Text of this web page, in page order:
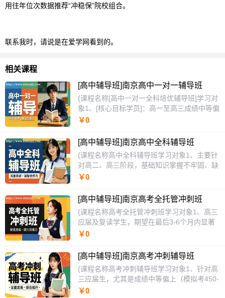
用往年位次数据推荐“冲稳保”院校组合。
联系我时，请说是在爱学网看到的。
相关课程
[高中辅导班]南京高中一对一辅导班
{课程名称[高中一对一全科培优辅导班]学习对
象1、[核心目标学员]：高一至高三成绩中等偏
上（450-580分），希望冲刺985/211院校的
2、[痛点需求]：存在知识盲区、解题思路固
化、考试时间分配不合理等问题，急需个性化
诊断与精准提升。3、[其他适用学员]：基础薄
弱需重建知识体系的学生，以及艺考生、国际
课程转轨学生等特殊群体，均可通过定制方案
“诊断-规划-授课-测评-复盘”五步闭环法，每节
课前进行10分钟漏洞检测，课后生成个性化错
题归因报告。2、[课程设计亮点]：独创“考点-
题型-陷阱”三维拆解模型，将10年高考真题按
难度分层，学生每掌握一个能力等级即可解锁
时内答疑响应、每周一次学习心理疏导、每月
一次家长学情汇报会，解决“学不进、不敢问”
的痛点。4、[显著优势]：相比大班课，提供
“六对一”专属群（课程顾问+主讲+教务+教研
￥0
[高中辅导班]南京高中全科辅导班
{课程名称高中全科辅导班学习对象1、主要针
对高二、高三阶段，基础知识掌握不牢固、缺
乏系统学习方法，希望在高考中实现总分突破
重、解题速度慢、易错点反复失分、缺乏应试
技巧等问题，导致成绩长期卡在中等段位难以
提升。3、高一需要提前建立学科优势的学
生，以及复读生希望系统性查漏补缺、重塑备
考节奏的学员同样适用。课程特色1、采用“诊
评，精准定位薄弱模块，按当前水平与目标分
班，实现因材施教。2、独创“高考高频考点图
谱”与“易错题陷阱解析库”，每节课围绕历年真
题高频命题方向设计，大幅提升复习效率。
3、配备专属班主任全程跟进学习数据，每两
￥0
[高中辅导班]南京高考全托管冲刺班
{课程名称高考全托管冲刺班学习对象1、高三
应届及复读学生，期望在最后3-6个月内显著
提升高考总分，冲击理想院校。2、学生存在
乏系统性复习规划等核心痛点。3、艺术类、
体育类等特长生，在专业统考后需快速恢复文
化课状态，实现高效提分。课程特色1、采用
“诊断-规划-授课-测评-反馈”闭环教学模式，为
每位学员定制个性化冲刺方案。2、全科全日
￥0
[高中辅导班]南京高考冲刺辅导班
{课程名称高考冲刺辅导班学习对象1、针对高
三应届生，尤其是成绩中等偏上（模拟考450-
550分）但波动大、希望在最后三个月冲击一
￥0